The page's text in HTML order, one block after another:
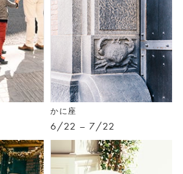
かに座
6/22 – 7/22